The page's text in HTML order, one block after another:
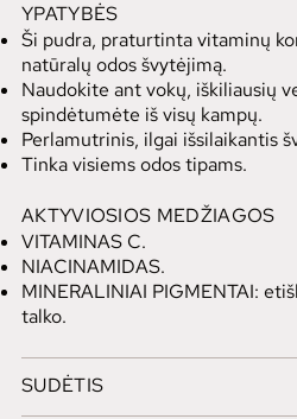
YPATYBĖS
Ši pudra, praturtinta vitaminų
natūralų odos švytėjimą.
Naudokite ant vokų, iškiliausių
spindėtumėte iš visų kampų.
Perlamutrinis, ilgai išsilaikantis
Tinka visiems odos tipams.
AKTYVIOSIOS MEDŽIAGOS
VITAMINAS C.
NIACINAMIDAS.
MINERALINIAI PIGMENTAI:
talko.
SUDĖTIS